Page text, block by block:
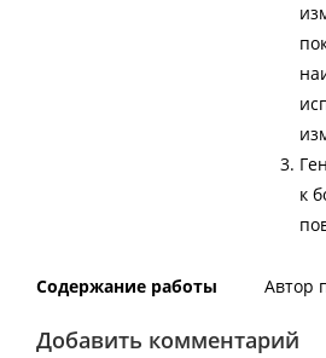
к
Содержание работы Автор
Добавить комментарий